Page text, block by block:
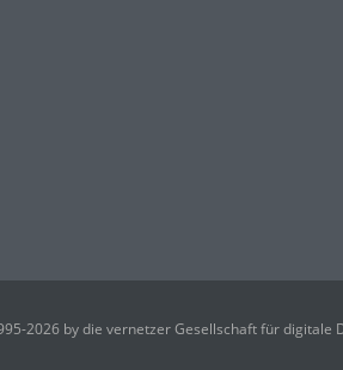
2026 by die vernetzer Gesellschaft für digitale